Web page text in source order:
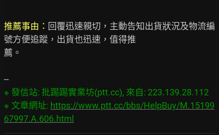
推薦事由： 回覆迅速親切，主動告知出貨狀況及物流編
號方便追蹤，出貨也迅速，值得推
薦。
※ 發信站: 批踢踢實業坊(ptt.cc), 來自: 223.139.28.112
※ 文章網址: https://www.ptt.cc/bbs/HelpBuy/M.15199
67997.A.606.html